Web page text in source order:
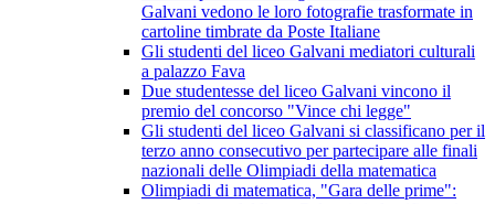
Galvani vedono le loro fotografie trasformate in
cartoline timbrate da Poste Italiane
Gli studenti del liceo Galvani mediatori culturali
a palazzo Fava
Due studentesse del liceo Galvani vincono il
premio del concorso "Vince chi legge"
Gli studenti del liceo Galvani si classificano per il
terzo anno consecutivo per partecipare alle finali
nazionali delle Olimpiadi della matematica
Olimpiadi di matematica, "Gara delle prime":